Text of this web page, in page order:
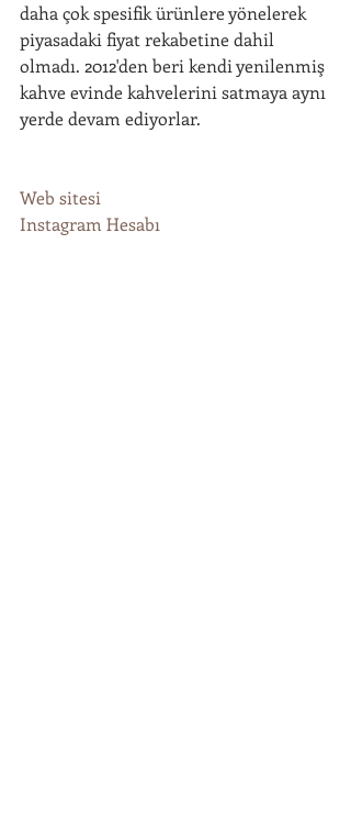
daha çok spesifik ürünlere yönelerek
piyasadaki fiyat rekabetine dahil
olmadı. 2012'den beri kendi yenilenmiş
kahve evinde kahvelerini satmaya aynı
yerde devam ediyorlar.
Web sitesi
Instagram Hesabı